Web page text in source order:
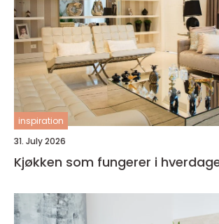
inspiration
31. July 2026
Kjøkken som fungerer i